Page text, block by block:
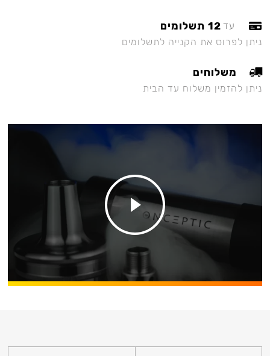
עד 12 תשלומים
ניתן לפרוס את הקנייה לתשלומים
משלוחים
ניתן להזמין משלוח עד הבית